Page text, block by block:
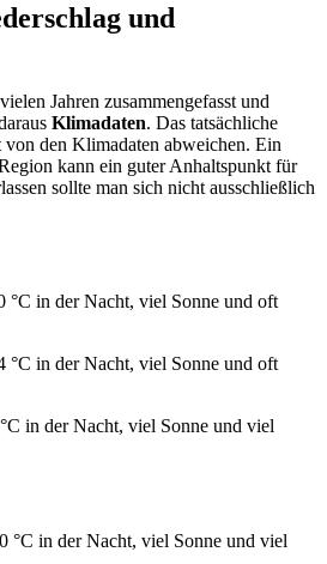
und
Jahren zusammengefasst und
Klimadaten. Das tatsächliche
den Klimadaten abweichen. Ein
kann ein guter Anhaltspunkt für
sollte man sich nicht ausschließlich
°C in der Nacht, viel Sonne und oft
°C in der Nacht, viel Sonne und oft
in der Nacht, viel Sonne und viel
°C in der Nacht, viel Sonne und viel